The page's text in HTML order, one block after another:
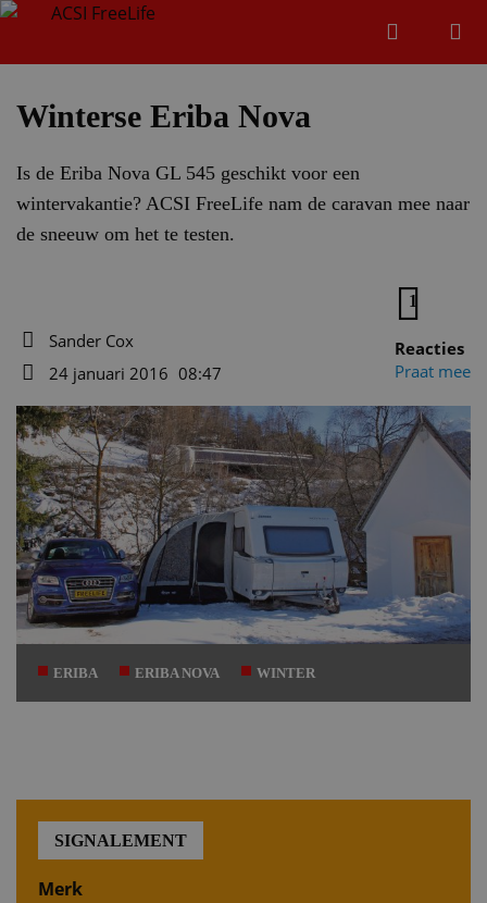
Zoeken
Winterse Eriba Nova
Is de Eriba Nova GL 545 geschikt voor een
wintervakantie? ACSI FreeLife nam de caravan mee naar
de sneeuw om het te testen.
Auteur
Sander Cox
24 januari 2016 08:47
1
Reacties
Praat mee
ERIBA ERIBA NOVA WINTER
SIGNALEMENT
Merk